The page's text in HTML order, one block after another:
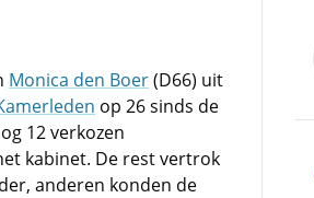
Monica den Boer(D66) uit
op 26 sinds de
12 verkozen
kabinet. De rest vertrok
anderen konden de